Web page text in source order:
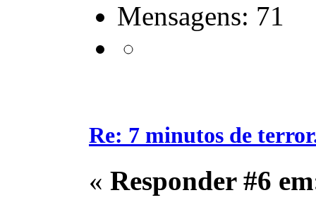
Mensagens: 71
Re: 7 minutos de
« Responder #6